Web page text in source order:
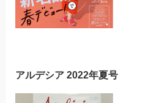
アルデシア 2022年夏号